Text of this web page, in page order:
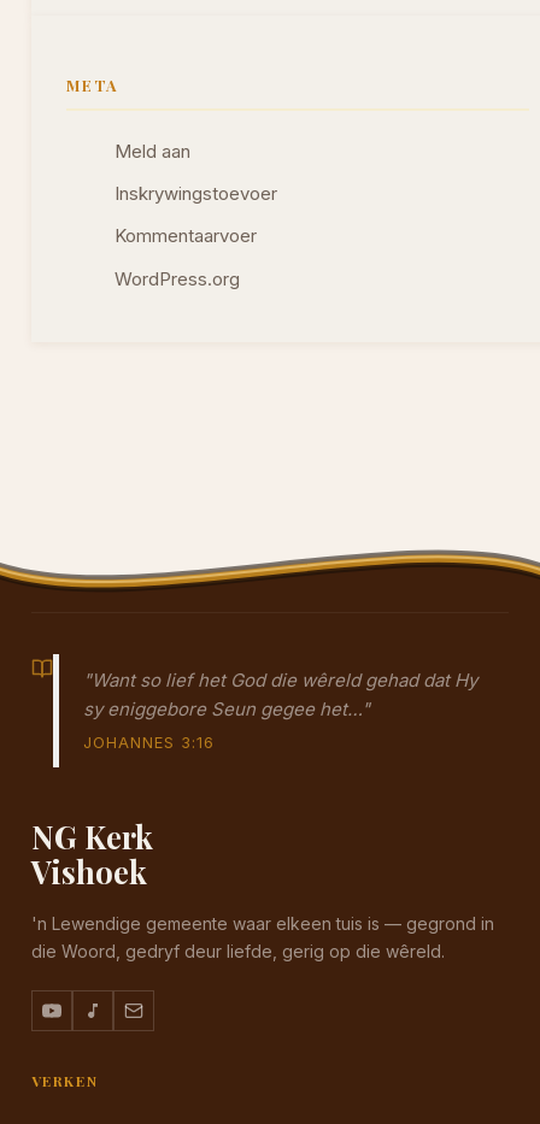
META
Meld aan
Inskrywingstoevoer
Kommentaarvoer
WordPress.org
"Want so lief het God die wêreld gehad dat Hy
sy eniggebore Seun gegee het…"
JOHANNES 3:16
NG Kerk
Vishoek
'n Lewendige gemeente waar elkeen tuis is — gegrond in
die Woord, gedryf deur liefde, gerig op die wêreld.
VERKEN